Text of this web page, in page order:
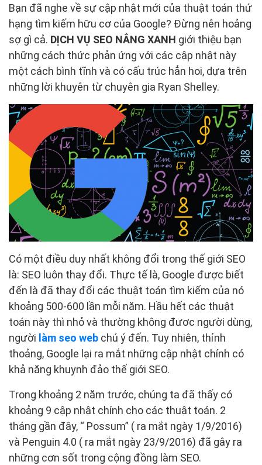
Bạn đã nghe về sự cập nhật mới của thuật toán thứ
hạng tìm kiếm hữu cơ của Google? Đừng nên hoảng
sợ gì cả. DỊCH VỤ SEO NẮNG XANH giới thiệu bạn
những cách thức phản ứng với các cập nhật này
một cách bình tĩnh và có cấu trúc hẳn hoi, dựa trên
những lời khuyên từ chuyên gia Ryan Shelley.
Có một điều duy nhất không đổi trong thế giới SEO
là: SEO luôn thay đổi. Thực tế là, Google được biết
đến là đã thay đổi các thuật toán tìm kiếm của nó
khoảng 500-600 lần mỗi năm. Hầu hết các thuật
toán này thì nhỏ và thường không đươc người dùng,
người làm seo web chú ý đến. Tuy nhiên, thỉnh
thoảng, Google lại ra mắt những cập nhật chính có
khả năng khuynh đảo thế giới SEO.
Trong khoảng 2 năm trước, chúng ta đã thấy có
khoảng 9 cập nhật chính cho các thuật toán. 2
tháng gần đây, “ Possum” ( ra mắt ngày 1/9/2016)
và Penguin 4.0 ( ra mắt ngày 23/9/2016) đã gây ra
những cơn sốt trong cộng đồng làm SEO.